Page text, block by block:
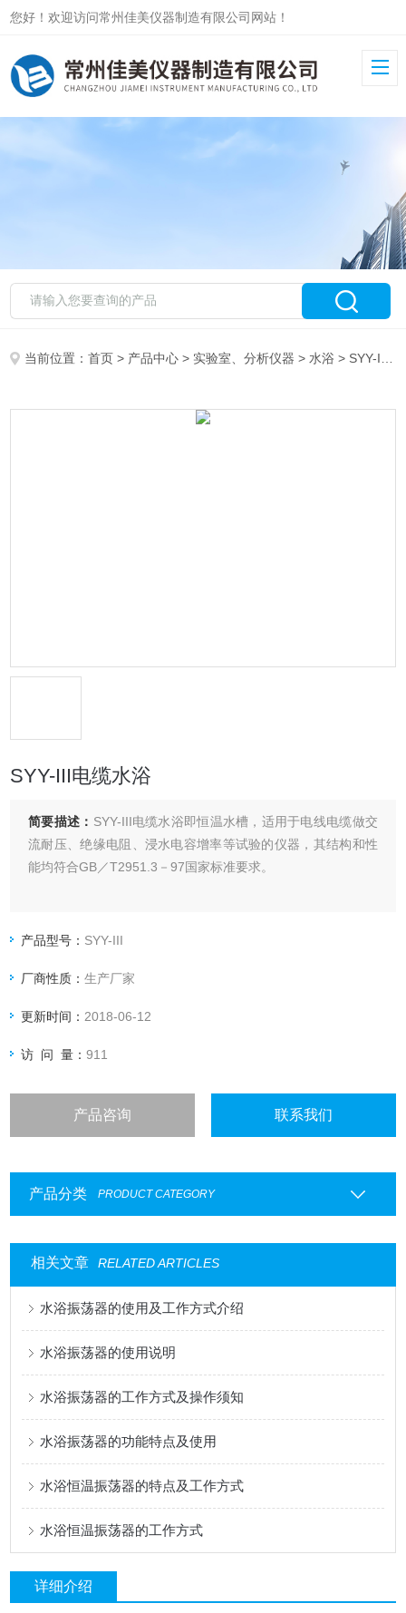
您好！欢迎访问常州佳美仪器制造有限公司网站！
当前位置：首页 > 产品中心 > 实验室、分析仪器 > 水浴 > SYY-IIISYY-III电缆水浴
SYY-III电缆水浴
简要描述： SYY-III电缆水浴即恒温水槽，适用于电线电缆做交
流耐压、绝缘电阻、浸水电容增率等试验的仪器，其结构和性
能均符合GB／T2951.3－97国家标准要求。
产品型号： SYY-III
厂商性质：生产厂家
更新时间： 2018-06-12
访 问 量：911
产品咨询 联系我们
产品分类 PRODUCT CATEGORY
相关文章 RELATED ARTICLES
水浴振荡器的使用及工作方式介绍
水浴振荡器的使用说明
水浴振荡器的工作方式及操作须知
水浴振荡器的功能特点及使用
水浴恒温振荡器的特点及工作方式
水浴恒温振荡器的工作方式
详细介绍